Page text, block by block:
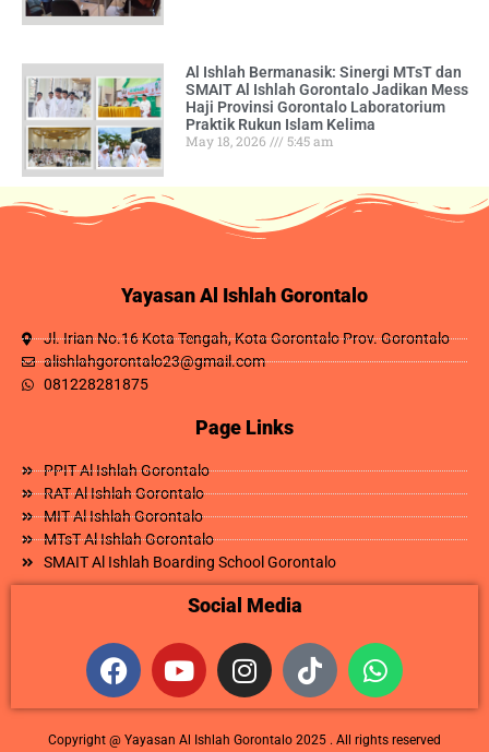
Al Ishlah Bermanasik: Sinergi MTsT dan
SMAIT Al Ishlah Gorontalo Jadikan Mess
Haji Provinsi Gorontalo Laboratorium
Praktik Rukun Islam Kelima
May 18, 2026
5:45 am
Yayasan Al Ishlah Gorontalo
Jl. Irian No.16 Kota Tengah, Kota Gorontalo Prov. Gorontalo
alishlahgorontalo23@gmail.com
081228281875
Page Links
PPIT Al Ishlah Gorontalo
RAT Al Ishlah Gorontalo
MIT Al Ishlah Gorontalo
MTsT Al Ishlah Gorontalo
SMAIT Al Ishlah Boarding School Gorontalo
Social Media
Copyright @ Yayasan Al Ishlah Gorontalo 2025 . All rights reserved